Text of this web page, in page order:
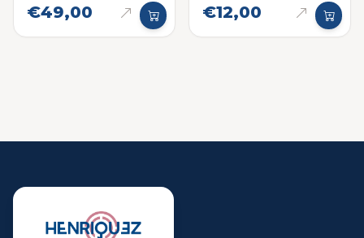
Lumenes
€49,00 €12,00